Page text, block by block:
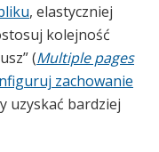
, elastyczniej
kolejność
(Multiple pages
zachowanie
uzyskać bardziej